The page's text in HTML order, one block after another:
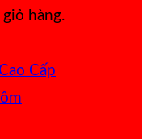
hàng.
Cấp